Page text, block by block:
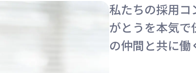
私たちの採用コ
がとうを本気
の仲間と共に働